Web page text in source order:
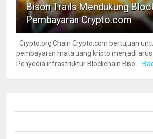
Bison Trails Mendukung
Pembayaran Crypto.com
Crypto.org Chain Crypto.com bertujuan
pembayaran mata uang kripto menjadi arus
Penyedia infrastruktur Blockchain Biso...